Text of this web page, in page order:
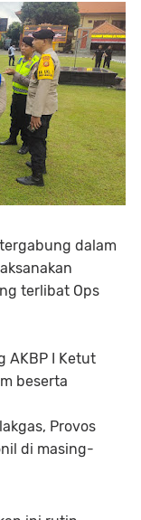
dalam
terlibat Ops
AKBP I Ketut
beserta
Provos
di masing-